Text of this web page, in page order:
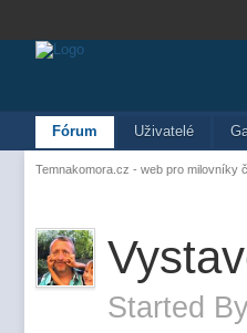
Fórum Uživatelé
Temnakomora.cz - web pro milovníky
Started